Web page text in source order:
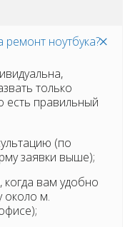
ноутбука?
только
есть правильный
(по
заявки выше);
когда вам удобно
около м.